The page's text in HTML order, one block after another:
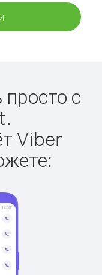
с
Viber